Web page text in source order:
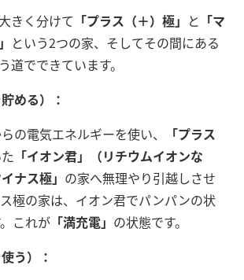
きく分けて 「プラス（＋）極」 と 「マ
という2つの家、そしてその間にある
道でできています。
める）：
の電気エネルギーを使い、
「プラス
「イオン君」（リチウムイオンな
イナス極」 の家へ無理やり引越しさせ
極の家は、イオン君でパンパンの状
これが 「満充電」 の状態です。
う）：